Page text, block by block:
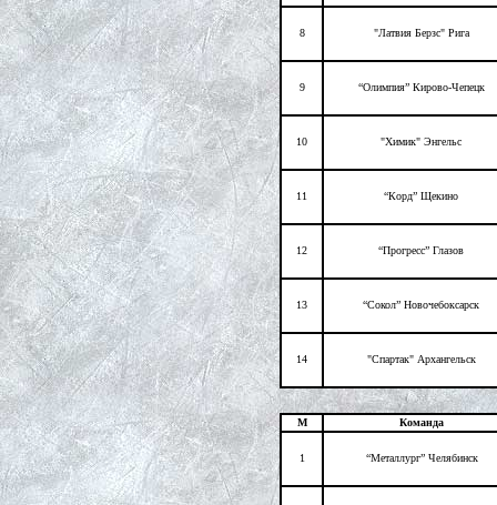
8 "Латвия Берзс" Рига
9 “Олимпия” Кирово-Чепецк
10 "Химик" Энгельс
11 “Корд” Щекино
12 “Прогресс” Глазов
13 “Сокол” Новочебоксарск
14 "Спартак" Архангельск
М Команда
1 “Металлург” Челябинск